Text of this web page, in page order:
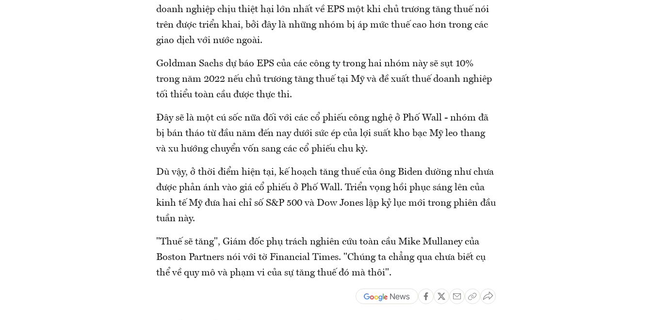
doanh nghiệp chịu thiệt hại lớn nhất về EPS một khi chủ trương tăng thuế nói
trên được triển khai, bởi đây là những nhóm bị áp mức thuế cao hơn trong các
giao dịch với nước ngoài.
Goldman Sachs dự báo EPS của các công ty trong hai nhóm này sẽ sụt 10%
trong năm 2022 nếu chủ trương tăng thuế tại Mỹ và đề xuất thuế doanh nghiêp
tối thiểu toàn cầu được thực thi.
Đây sẽ là một cú sốc nữa đối với các cổ phiếu công nghệ ở Phố Wall - nhóm đã
bị bán tháo từ đầu năm đến nay dưới sức ép của lợi suất kho bạc Mỹ leo thang
và xu hướng chuyển vốn sang các cổ phiếu chu kỳ.
Dù vậy, ở thời điểm hiện tại, kế hoạch tăng thuế của ông Biden dường như chưa
được phản ánh vào giá cổ phiếu ở Phố Wall. Triển vọng hồi phục sáng lên của
kinh tế Mỹ đưa hai chỉ số S&P 500 và Dow Jones lập kỷ lục mới trong phiên đầu
tuần này.
"Thuế sẽ tăng", Giám đốc phụ trách nghiên cứu toàn cầu Mike Mullaney của
Boston Partners nói với tờ Financial Times. "Chúng ta chẳng qua chưa biết cụ
thể về quy mô và phạm vi của sự tăng thuế đó mà thôi".